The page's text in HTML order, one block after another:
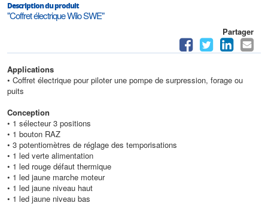
Description du produit
"Coffret électrique Wilo SWE"
Partager
Applications
• Coffret électrique pour piloter une pompe de surpression, forage ou
puits
Conception
• 1 sélecteur 3 positions
• 1 bouton RAZ
• 3 potentiomètres de réglage des temporisations
• 1 led verte alimentation
• 1 led rouge défaut thermique
• 1 led jaune marche moteur
• 1 led jaune niveau haut
• 1 led jaune niveau bas